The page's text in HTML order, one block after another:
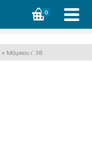
0
» Μάρκου ι’ 38